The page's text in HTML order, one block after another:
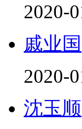
2020-
戚业国
2020-
沈玉顺